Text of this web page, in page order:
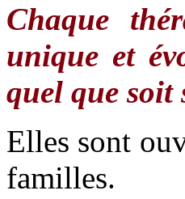
Chaque
unique et
quel que soit
Elles sont
familles.